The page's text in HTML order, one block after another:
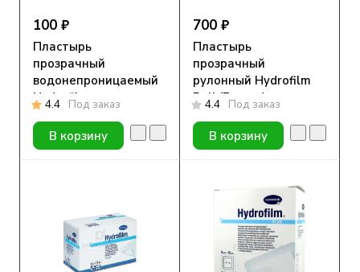
100 ₽
Пластырь
прозрачный
водонепроницаемый
Hydrofilm
(Гидрофилм), 10х12.5
см
4.4 Под заказ
В корзину
700 ₽
Пластырь
прозрачный
рулонный Hydrofilm
Roll (Гидрофилм
Ролл), 10см х 2м
4.4 Под заказ
В корзину